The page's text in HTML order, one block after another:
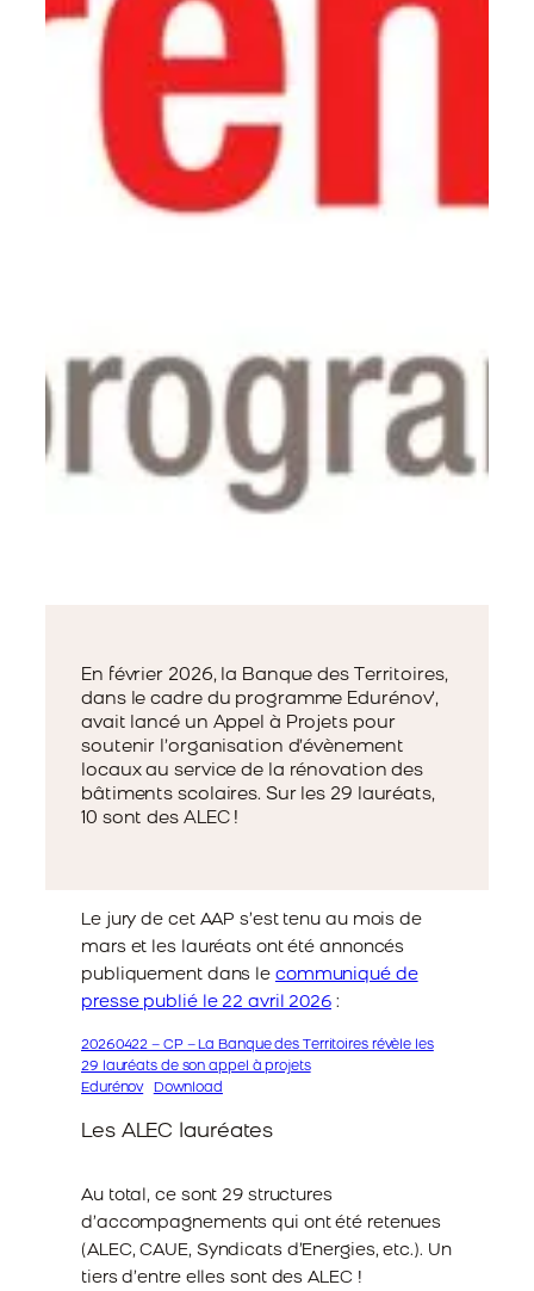
En février 2026, la Banque des Territoires,
dans le cadre du programme Edurénov’,
avait lancé un Appel à Projets pour
soutenir l’organisation d’évènement
locaux au service de la rénovation des
bâtiments scolaires. Sur les 29 lauréats,
10 sont des ALEC !
Le jury de cet AAP s’est tenu au mois de
mars et les lauréats ont été annoncés
publiquement dans le communiqué de
presse publié le 22 avril 2026 :
20260422 – CP – La Banque des Territoires révèle les
29 lauréats de son appel à projets
Edurénov
Download
Les ALEC lauréates
Au total, ce sont 29 structures
d’accompagnements qui ont été retenues
(ALEC, CAUE, Syndicats d’Energies, etc.). Un
tiers d’entre elles sont des ALEC !